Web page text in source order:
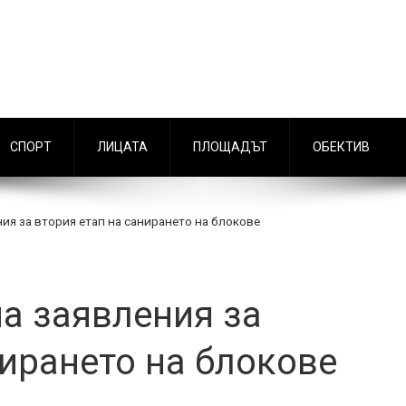
СПОРТ ЛИЦАТА ПЛОЩАДЪТ ОБЕКТИВ
за втория етап на санирането на блокове
заявления за
на блокове